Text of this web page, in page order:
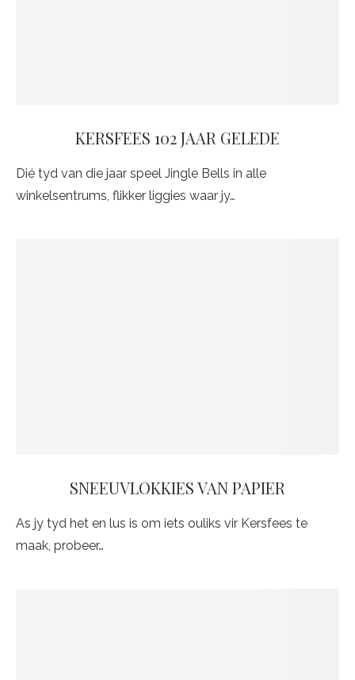
KERSFEES 102 JAAR GELEDE
Dié tyd van die jaar speel Jingle Bells in alle
winkelsentrums, flikker liggies waar jy…
SNEEUVLOKKIES VAN PAPIER
As jy tyd het en lus is om iets ouliks vir Kersfees te
maak, probeer…